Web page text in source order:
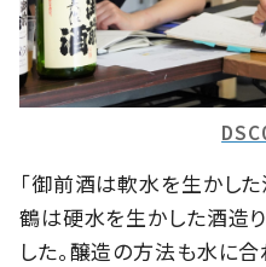
「御前酒は軟水を生かし
鶴は硬水を生かした酒造
した。醸造の方法も水に